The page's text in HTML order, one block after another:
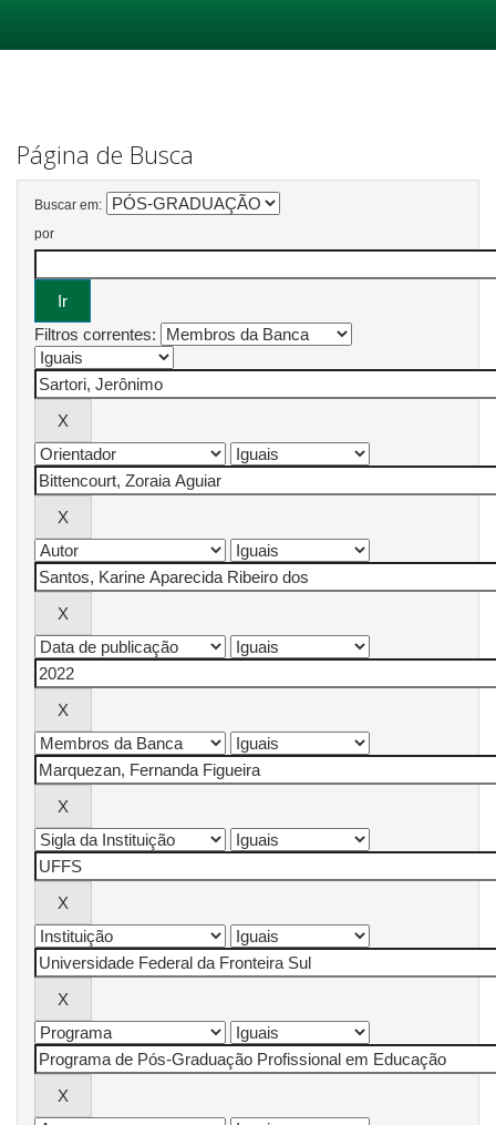
Página de Busca
Buscar em:
por
Filtros correntes: